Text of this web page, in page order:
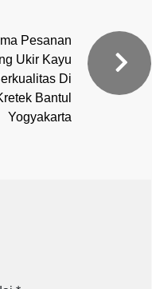
Pesanan
Ukir Kayu
Di
Bantul
Yogyakarta